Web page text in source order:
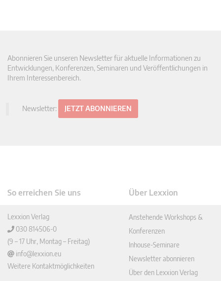
Abonnieren Sie unseren Newsletter für aktuelle Informationen zu
Entwicklungen, Konferenzen, Seminaren und Veröffentlichungen in
Ihrem Interessenbereich.
Newsletter: JETZT ABONNIEREN
So erreichen Sie uns
Lexxion Verlag
030 814506-0
(9 – 17 Uhr, Montag – Freitag)
info@lexxion.eu
Weitere Kontaktmöglichkeiten
Über Lexxion
Anstehende Workshops &
Konferenzen
Inhouse-Seminare
Newsletter abonnieren
Über den Lexxion Verlag